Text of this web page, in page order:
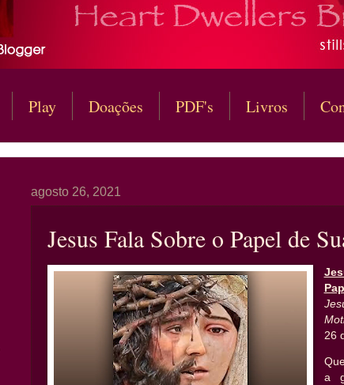
Play Doações PDF's Livros
agosto 26, 2021
Jesus Fala Sobre o Papel de
26
a